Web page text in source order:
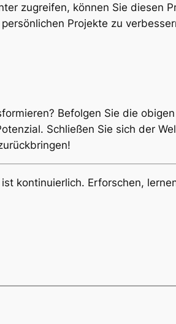
zugreifen, können Sie diesen
Projekte zu
Befolgen Sie die
Schließen Sie sich der
kontinuierlich. Erforschen,